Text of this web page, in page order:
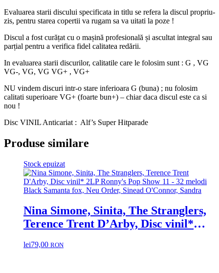
Evaluarea starii discului specificata in titlu se refera la discul propriu-
zis, pentru starea copertii va rugam sa va uitati la poze !
Discul a fost curățat cu o mașină profesională și ascultat integral sau
parțial pentru a verifica fidel calitatea redării.
In evaluarea starii discurilor, calitatile care le folosim sunt : G , VG
VG-, VG, VG VG+ , VG+
NU vindem discuri intr-o stare inferioara G (buna) ; nu folosim
calitati superioare VG+ (foarte bun+) – chiar daca discul este ca si
nou !
Disc VINIL Anticariat : Alf’s Super Hitparade
Produse similare
Stock epuizat
Nina Simone, Sinita, The Stranglers,
Terence Trent D’Arby, Disc vinil*
melodi Black Samanta fox, Neu
lei79,00 RON